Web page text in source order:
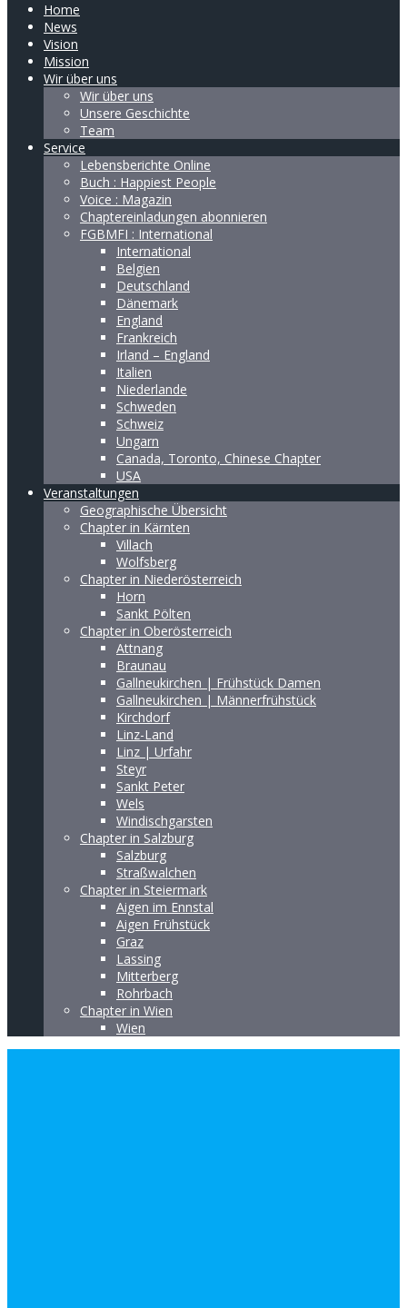
Home
News
Vision
Mission
Wir über uns
Wir über uns
Unsere Geschichte
Team
Service
Lebensberichte Online
Buch : Happiest People
Voice : Magazin
Chaptereinladungen abonnieren
FGBMFI : International
International
Belgien
Deutschland
Dänemark
England
Frankreich
Irland – England
Italien
Niederlande
Schweden
Schweiz
Ungarn
Canada, Toronto, Chinese Chapter
USA
Veranstaltungen
Geographische Übersicht
Chapter in Kärnten
Villach
Wolfsberg
Chapter in Niederösterreich
Horn
Sankt Pölten
Chapter in Oberösterreich
Attnang
Braunau
Gallneukirchen | Frühstück Damen
Gallneukirchen | Männerfrühstück
Kirchdorf
Linz-Land
Linz | Urfahr
Steyr
Sankt Peter
Wels
Windischgarsten
Chapter in Salzburg
Salzburg
Straßwalchen
Chapter in Steiermark
Aigen im Ennstal
Aigen Frühstück
Graz
Lassing
Mitterberg
Rohrbach
Chapter in Wien
Wien